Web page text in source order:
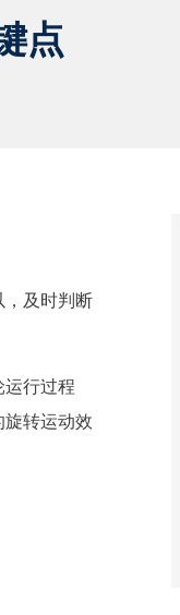
点
，及时判断
运行过程
转运动效